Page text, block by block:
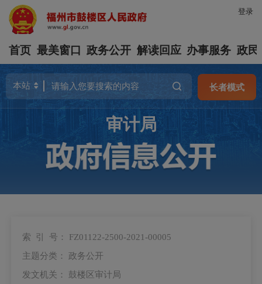
登录
首页 最美窗口 政务公开 解读回应 办事服务 政民
长者模式
审计局
索 引 号： FZ01122-2500-2021-00005
主题分类： 政务公开
发文机关： 鼓楼区审计局